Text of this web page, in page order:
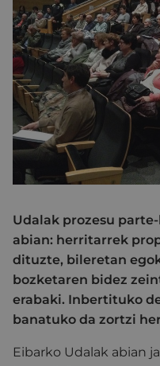
Udalak prozesu
abian: herritarrek
dituzte, bileretan
bozketaren bidez
erabaki. Inbertituko
banatuko da zortzi
Eibarko Udalak abian